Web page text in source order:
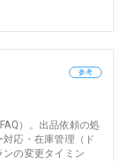
参考
）。出品依頼の処
応・在庫管理（ド
の変更タイミン